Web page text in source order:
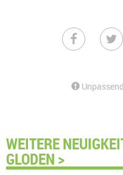
WEITERE
GLODEN >